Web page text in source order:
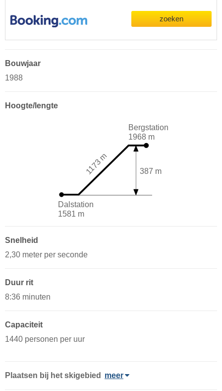
zoeken
Bouwjaar
1988
Hoogte/lengte
Dalstation
1581 m
Bergstation
1968 m
387 m
1173 m
Snelheid
2,30 meter per seconde
Duur rit
8:36 minuten
Capaciteit
1440 personen per uur
Plaatsen bij het skigebied meer